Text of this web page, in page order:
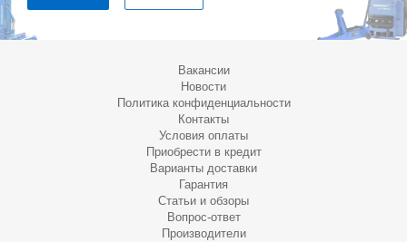
Вакансии
Новости
Политика конфиденциальности
Контакты
Условия оплаты
Приобрести в кредит
Варианты доставки
Гарантия
Статьи и обзоры
Вопрос-ответ
Производители